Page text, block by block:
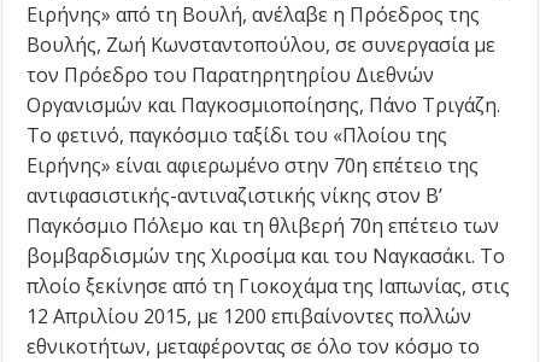
Ειρήνης» από τη Βουλή, ανέλαβε η Πρόεδρος της
Βουλής, Ζωή Κωνσταντοπούλου, σε συνεργασία με
τον Πρόεδρο του Παρατηρητηρίου Διεθνών
Οργανισμών και Παγκοσμιοποίησης, Πάνο Τριγάζη.
Το φετινό, παγκόσμιο ταξίδι του «Πλοίου της
Ειρήνης» είναι αφιερωμένο στην 70η επέτειο της
αντιφασιστικής-αντιναζιστικής νίκης στον Β’
Παγκόσμιο Πόλεμο και τη θλιβερή 70η επέτειο των
βομβαρδισμών της Χιροσίμα και του Ναγκασάκι. Το
πλοίο ξεκίνησε από τη Γιοκοχάμα της Ιαπωνίας, στις
12 Απριλίου 2015, με 1200 επιβαίνοντες πολλών
εθνικοτήτων, μεταφέροντας σε όλο τον κόσμο το